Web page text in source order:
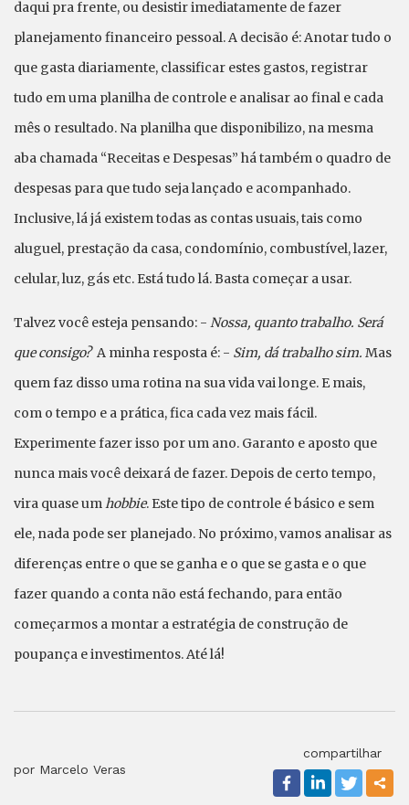
daqui pra frente, ou desistir imediatamente de fazer
planejamento financeiro pessoal. A decisão é: Anotar tudo o
que gasta diariamente, classificar estes gastos, registrar
tudo em uma planilha de controle e analisar ao final e cada
mês o resultado. Na planilha que disponibilizo, na mesma
aba chamada “Receitas e Despesas” há também o quadro de
despesas para que tudo seja lançado e acompanhado.
Inclusive, lá já existem todas as contas usuais, tais como
aluguel, prestação da casa, condomínio, combustível, lazer,
celular, luz, gás etc. Está tudo lá. Basta começar a usar.
Talvez você esteja pensando: - Nossa, quanto trabalho. Será
que consigo? A minha resposta é: - Sim, dá trabalho sim. Mas
quem faz disso uma rotina na sua vida vai longe. E mais,
com o tempo e a prática, fica cada vez mais fácil.
Experimente fazer isso por um ano. Garanto e aposto que
nunca mais você deixará de fazer. Depois de certo tempo,
vira quase umhobbie. Este tipo de controle é básico e sem
ele, nada pode ser planejado. No próximo, vamos analisar as
diferenças entre o que se ganha e o que se gasta e o que
fazer quando a conta não está fechando, para então
começarmos a montar a estratégia de construção de
poupança e investimentos. Até lá!
por Marcelo Veras
compartilhar